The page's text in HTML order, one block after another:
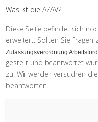
Was ist die AZAV?
Diese Seite befindet sich
erweitert. Sollten Sie Fragen
Zulassungsverordnung
gestellt und beantwortet
zu. Wir werden versuchen
beantworten.